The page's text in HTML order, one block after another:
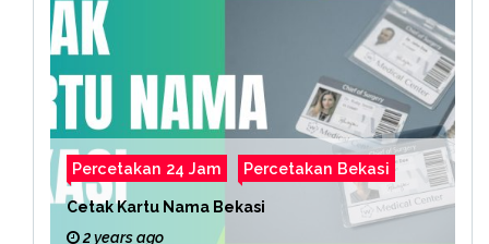
Percetakan 24 Jam Percetakan Bekasi
Cetak Kartu Nama Bekasi
2 years ago